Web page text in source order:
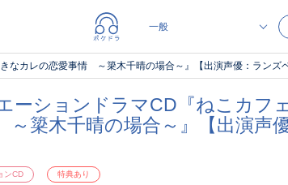
カレの恋愛事情 ～簗木千晴の場合～』【出演声優：ランズベ
ーションドラマCD『ねこカ
簗木千晴の場合～』【出演声
ンCD 特典あり